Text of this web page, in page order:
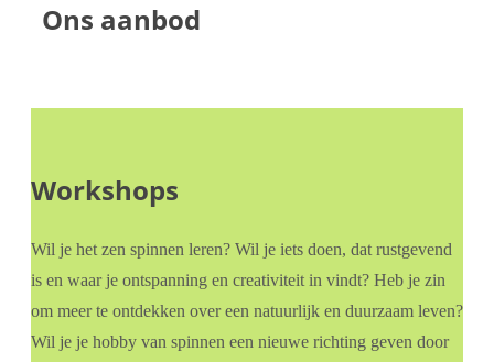
Ons aanbod
Workshops
Wil je het zen spinnen leren? Wil je iets doen, dat rustgevend
is en waar je ontspanning en creativiteit in vindt? Heb je zin
om meer te ontdekken over een natuurlijk en duurzaam leven?
Wil je je hobby van spinnen een nieuwe richting geven door